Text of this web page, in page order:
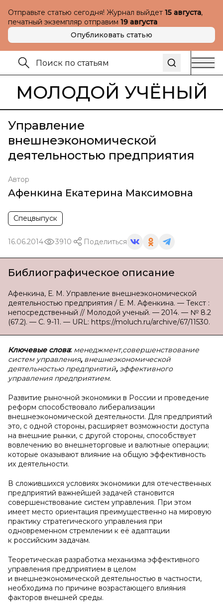
Отправьте статью сегодня! Журнал выйдет 15 августа,
печатный экземпляр отправим 19 августа
Опубликовать статью
МОЛОДОЙ УЧЁНЫЙ
Управление
внешнеэкономической
деятельностью предприятия
Автор
Афенкина Екатерина Максимовна
Спецвыпуск
16.06.2014 3910 Поделиться
Библиографическое описание
Афенкина, Е. М. Управление внешнеэкономической
деятельностью предприятия / Е. М. Афенкина. — Текст :
непосредственный // Молодой ученый. — 2014. — № 8.2
(67.2). — С. 9-11. — URL: https://moluch.ru/archive/67/11530.
Ключевые слова: менеджмент,совершенствование
систем управления,внешнеэкономической
деятельностью предприятий,эффективного
управления предприятием.
Развитие рыночной экономики в России и проведение
реформ способствовало либерализации
внешнеэкономической деятельности. Для предприятий
это, с одной стороны, расширяет возможности доступа
на внешние рынки, с другой стороны, способствует
вовлечению во внешнеторговые и валютные операции;
которые оказывают влияние на общую эффективность
их деятельности.
В сложившихся условиях экономики для отечественных
предприятий важнейшей задачей становится
совершенствование систем управления. При этом
имеет место ориентация преимущественно на мировую
практику стратегического управления при
одновременном стремлении к её адаптации
к российским задачам.
Теоретическая разработка механизма эффективного
управления предприятием в целом
и внешнеэкономической деятельностью в частности,
необходима по причине возрастающего влияния
факторов внешней среды.